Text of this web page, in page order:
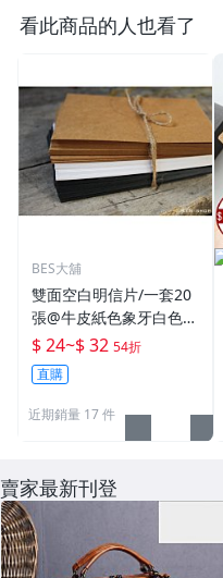
看此商品的人也看了
BES大舖
雙面空白明信片/一套20
張@牛皮紙色象牙白色黑
色DIY手作迷必備手帳貼
紙聖誕卡片
$ 24~$ 32 54折
直購
近期銷量 17 件
賣家最新刊登